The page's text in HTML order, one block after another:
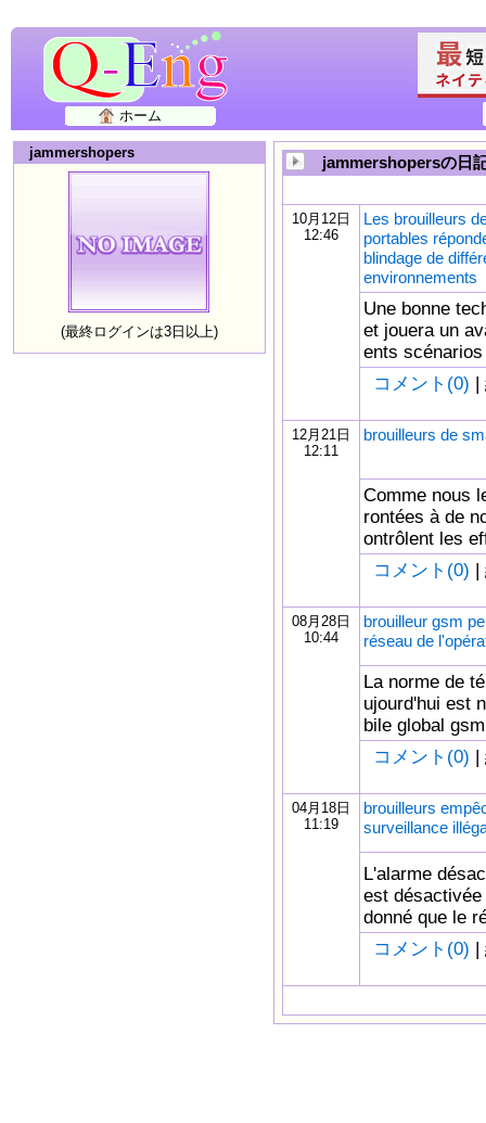
ホーム
jammershopers
(最終ログインは3日以上)
jammershopersの日
10月12日
12:46
Les brouilleurs
portables
blindage de
environnements
Une bonne
et jouera un
ents
コメント(0) |
12月21日
12:11
brouilleurs de
Comme nous
rontées à de
ontrôlent les
コメント(0) |
08月28日
10:44
brouilleur gsm
réseau de
La norme de
ujourd'hui est
bile global
コメント(0) |
04月18日
11:19
brouilleurs
surveillance
L'alarme
est
donné que le
コメント(0) |